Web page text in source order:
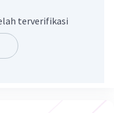
terverifikasi